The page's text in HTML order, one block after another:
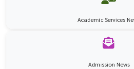
Academic Services
Admission News